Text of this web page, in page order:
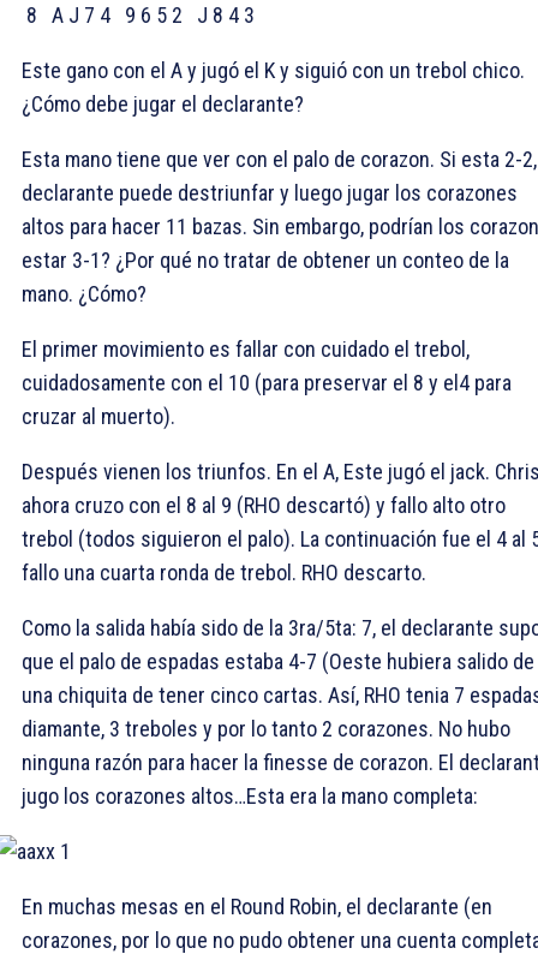
8 A J 7 4 9 6 5 2 J 8 4 3
Este gano con el A y jugó el K y siguió con un trebol chico.
¿Cómo debe jugar el declarante?
Esta mano tiene que ver con el palo de corazon. Si esta 2-
declarante puede destriunfar y luego jugar los corazones
altos para hacer 11 bazas. Sin embargo, podrían los
estar 3-1? ¿Por qué no tratar de obtener un conteo de la
mano. ¿Cómo?
El primer movimiento es fallar con cuidado el trebol,
cuidadosamente con el 10 (para preservar el 8 y el4 para
cruzar al muerto).
Después vienen los triunfos. En el A, Este jugó el jack.
ahora cruzo con el 8 al 9 (RHO descartó) y fallo alto otro
trebol (todos siguieron el palo). La continuación fue el 4 al
fallo una cuarta ronda de trebol. RHO descarto.
Como la salida había sido de la 3ra/5ta: 7, el declarante
que el palo de espadas estaba 4-7 (Oeste hubiera salido de
una chiquita de tener cinco cartas. Así, RHO tenia 7
diamante, 3 treboles y por lo tanto 2 corazones. No hubo
ninguna razón para hacer la finesse de corazon. El
jugo los corazones altos…Esta era la mano completa:
En muchas mesas en el Round Robin, el declarante (en
corazones, por lo que no pudo obtener una cuenta